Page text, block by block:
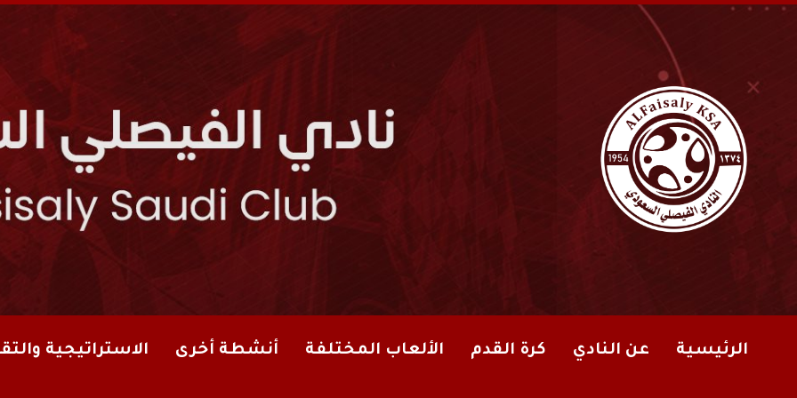
الرئيسية عن النادي كرة القدم الألعاب المختلفة أنشطة أخرى الاستراتيجية